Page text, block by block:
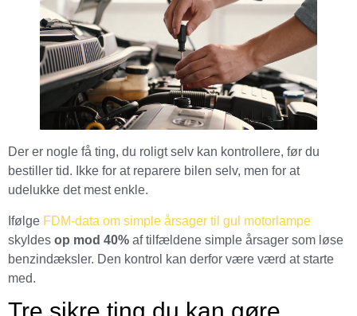
Der er nogle få ting, du roligt selv kan kontrollere, før du
bestiller tid. Ikke for at reparere bilen selv, men for at
udelukke det mest enkle.
Ifølge FDM-data om simple årsager til gul motorlampe
skyldes op mod 40% af tilfældene simple årsager som løse
benzindæksler. Den kontrol kan derfor være værd at starte
med.